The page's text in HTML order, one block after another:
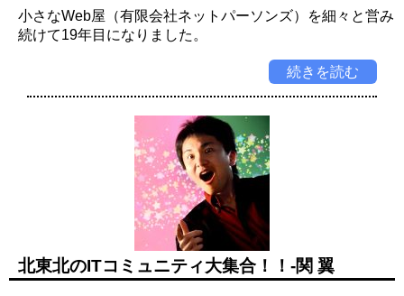
小さなWeb屋（有限会社ネットパーソンズ）を細々と営み
続けて19年目になりました。
続きを読む
北東北のITコミュニティ大集合！！-関 翼